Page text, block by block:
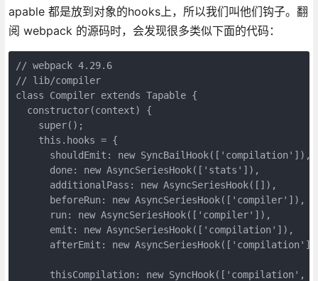
apable 都是放到对象的hooks上，所以我们叫他们钩子。翻
阅 webpack 的源码时，会发现很多类似下面的代码：
// webpack 4.29.6
// lib/compiler
class Compiler extends Tapable {
  constructor(context) {
    super();
    this.hooks = {
      shouldEmit: new SyncBailHook(['compilation']),
      done: new AsyncSeriesHook(['stats']),
      additionalPass: new AsyncSeriesHook([]),
      beforeRun: new AsyncSeriesHook(['compiler']),
      run: new AsyncSeriesHook(['compiler']),
      emit: new AsyncSeriesHook(['compilation']),
afterEmit: new
thisCompilation: new SyncHook(['compilation',